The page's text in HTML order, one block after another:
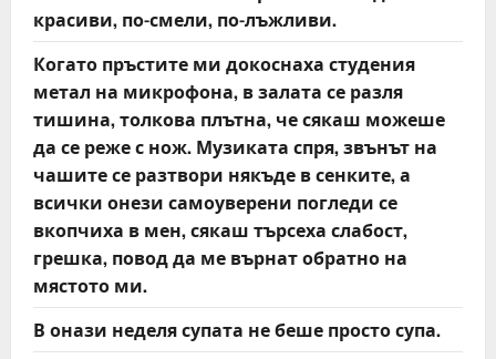
красиви, по-смели, по-лъжливи.
Когато пръстите ми докоснаха студения
метал на микрофона, в залата се разля
тишина, толкова плътна, че сякаш можеше
да се реже с нож. Музиката спря, звънът на
чашите се разтвори някъде в сенките, а
всички онези самоуверени погледи се
вкопчиха в мен, сякаш търсеха слабост,
грешка, повод да ме върнат обратно на
мястото ми.
В онази неделя супата не беше просто супа.